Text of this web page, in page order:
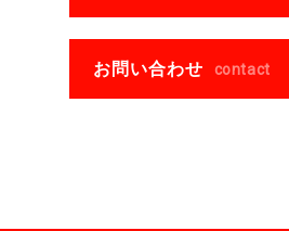
お問い合わせ contact